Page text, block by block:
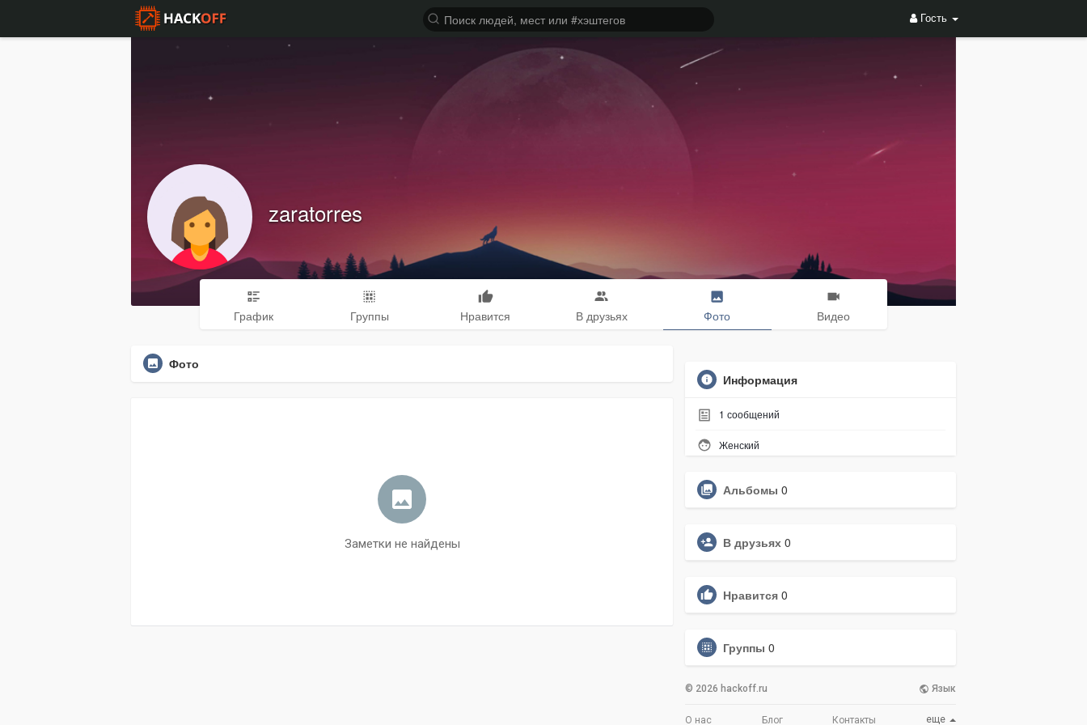
Гость
zaratorres
График Группы Нравится В друзьях Фото Видео
Фото
Заметки не найдены
Информация
1 сообщений
Женский
Альбомы 0
В друзьях 0
Нравится 0
Группы 0
© 2026 hackoff.ru Язык
О нас Блог Контакты еще